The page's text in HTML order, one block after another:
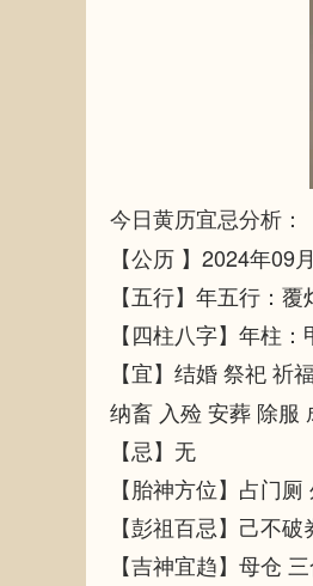
今日黄历宜忌分析：
【公历 】2024年
【五行】年五行：
【四柱八字】年柱
【宜】结婚 祭祀 祈
纳畜 入殓 安葬 除服
【忌】无
【胎神方位】占门
【彭祖百忌】己不
【吉神宜趋】母仓